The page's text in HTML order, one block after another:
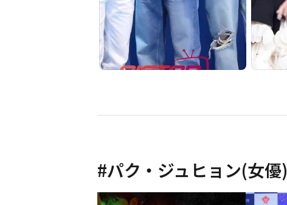
#パク・ジュヒョン(女優)